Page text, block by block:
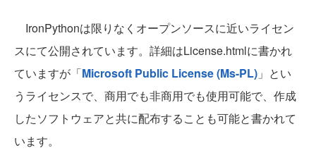
IronPythonは限りなくオープンソースに近いライセン
スにて公開されています。詳細はLicense.htmlに書かれ
ていますが「Microsoft Public License (Ms-PL) 」とい
うライセンスで、商用でも非商用でも使用可能で、作成
したソフトウェアと共に配布することも可能と書かれて
います。